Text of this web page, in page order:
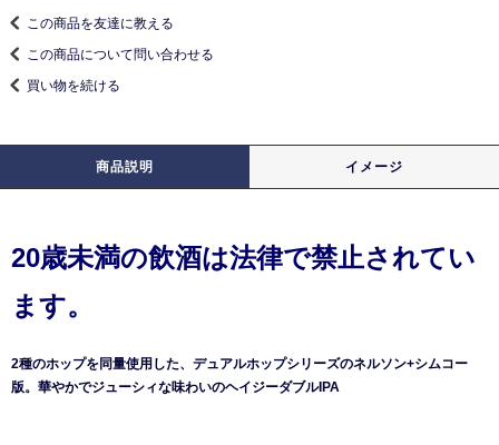
この商品を友達に教える
この商品について問い合わせる
買い物を続ける
商品説明 イメージ
20歳未満の飲酒は法律で禁止されてい
ます。
2種のホップを同量使⽤した、デュアルホップシリーズのネルソン+シムコー
版。華やかでジューシィな味わいのヘイジーダブルIPA